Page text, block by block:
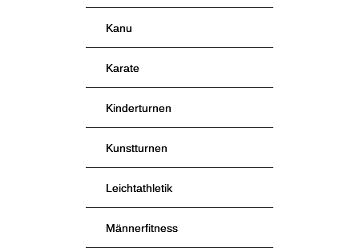
Kanu
Karate
Kinderturnen
Kunstturnen
Leichtathletik
Männerfitness